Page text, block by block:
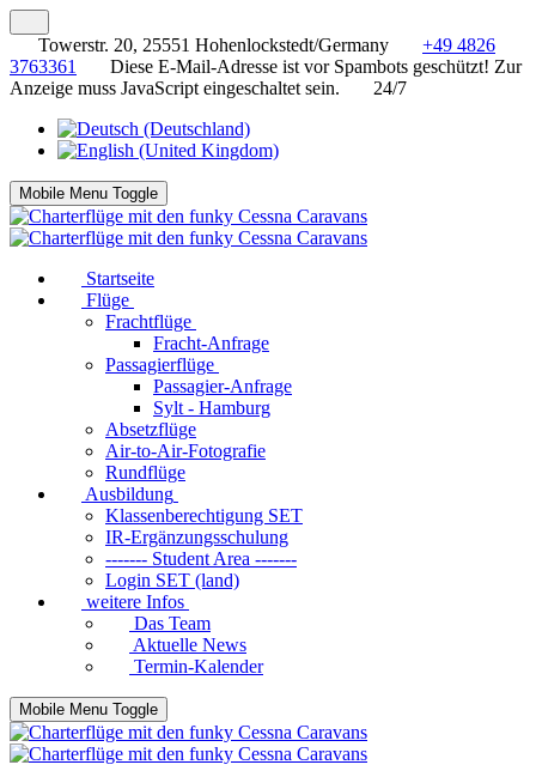
Towerstr. 20, 25551 Hohenlockstedt/Germany
+49 4826
3763361
Diese E-Mail-Adresse ist vor Spambots geschützt! Zur
Anzeige muss JavaScript eingeschaltet sein.
24/7
Mobile Menu Toggle
Startseite
Flüge
Frachtflüge
Fracht-Anfrage
Passagierflüge
Passagier-Anfrage
Sylt - Hamburg
Absetzflüge
Air-to-Air-Fotografie
Rundflüge
Ausbildung
Klassenberechtigung SET
IR-Ergänzungsschulung
------- Student Area -------
Login SET (land)
weitere Infos
Das Team
Aktuelle News
Termin-Kalender
Mobile Menu Toggle